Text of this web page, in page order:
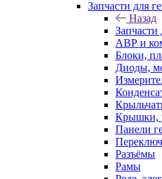
Запчасти для
Назад
Запчасти
АВР и
Блоки,
Диоды,
Крышки,
Панели
Разъёмы
Рамы